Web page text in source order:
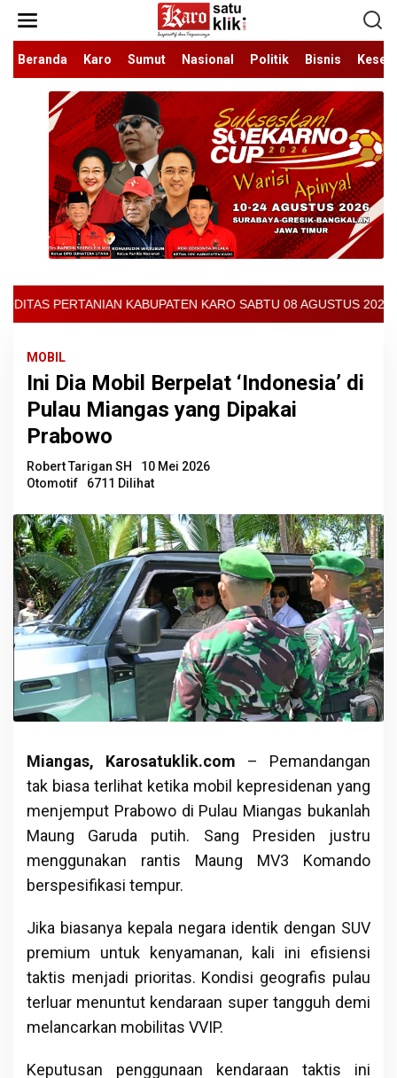
konten
Beranda
Karo Sumut Nasional Politik Bisnis
KARO SABTU 08 AGUSTUS 2026 - ARCIS
MOBIL
Ini Dia Mobil Berpelat ‘Indonesia’ di
Pulau Miangas yang Dipakai
Prabowo
Robert Tarigan SH
10 Mei 2026
Otomotif
6711 Dilihat
Miangas, Karosatuklik.com – Pemandangan
tak biasa terlihat ketika mobil kepresidenan yang
menjemput Prabowo di Pulau Miangas bukanlah
Maung Garuda putih. Sang Presiden justru
menggunakan rantis Maung MV3 Komando
berspesifikasi tempur.
Jika biasanya kepala negara identik dengan SUV
premium untuk kenyamanan, kali ini efisiensi
taktis menjadi prioritas. Kondisi geografis pulau
terluar menuntut kendaraan super tangguh demi
melancarkan mobilitas VVIP.
Keputusan penggunaan kendaraan taktis ini